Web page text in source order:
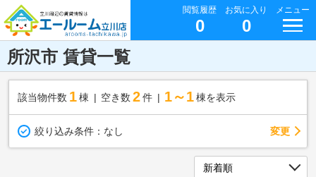
閲覧履歴
0
お気に入り
0
メニュー
所沢市 賃貸一覧
該当物件数 1棟 空き数 2 件 1～1 棟を表示
絞り込み条件： なし 変更